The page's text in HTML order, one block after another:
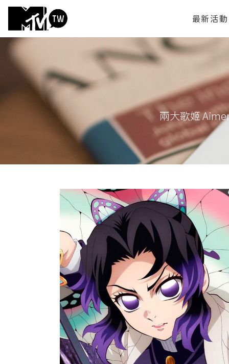
最新活動
兩大歌姬